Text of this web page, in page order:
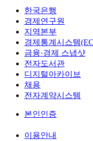
한국은행
경제연구원
지역본부
경제통계시스템
금융·경제 스냅샷
전자도서관
디지털아카이브
채용
전자계약시스템
본인인증
이용안내